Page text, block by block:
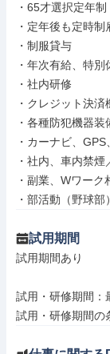
・65才選択定年制
・定年後も定時
・制服貸与
・年次有給、特
・社内研修
・クレジット決済
・各種防犯機器装
・カーナビ、
・社内、車内禁
・副業、Wワーク
・部活動（野球部）
試用期間
試用期間あり
試用・研修期間：